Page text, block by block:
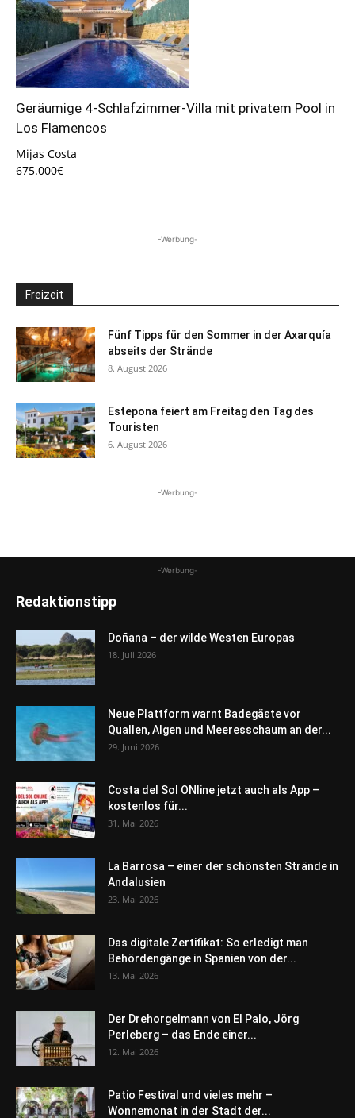
Geräumige 4-Schlafzimmer-Villa mit privatem Pool in
Los Flamencos
Mijas Costa
675.000€
-Werbung-
Freizeit
Fünf Tipps für den Sommer in der Axarquía
abseits der Strände
8. August 2026
Estepona feiert am Freitag den Tag des
Touristen
6. August 2026
-Werbung-
-Werbung-
Redaktionstipp
Doñana – der wilde Westen Europas
18. Juli 2026
Neue Plattform warnt Badegäste vor
Quallen, Algen und Meeresschaum an der...
29. Juni 2026
Costa del Sol ONline jetzt auch als App –
kostenlos für...
31. Mai 2026
La Barrosa – einer der schönsten Strände in
Andalusien
23. Mai 2026
Das digitale Zertifikat: So erledigt man
Behördengänge in Spanien von der...
13. Mai 2026
Der Drehorgelmann von El Palo, Jörg
Perleberg – das Ende einer...
12. Mai 2026
Patio Festival und vieles mehr –
Wonnemonat in der Stadt der...